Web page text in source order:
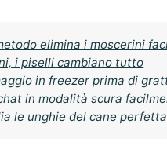
elimina i moscerini
i piselli cambiano tutto
in freezer prima di
in modalità scura
le unghie del cane